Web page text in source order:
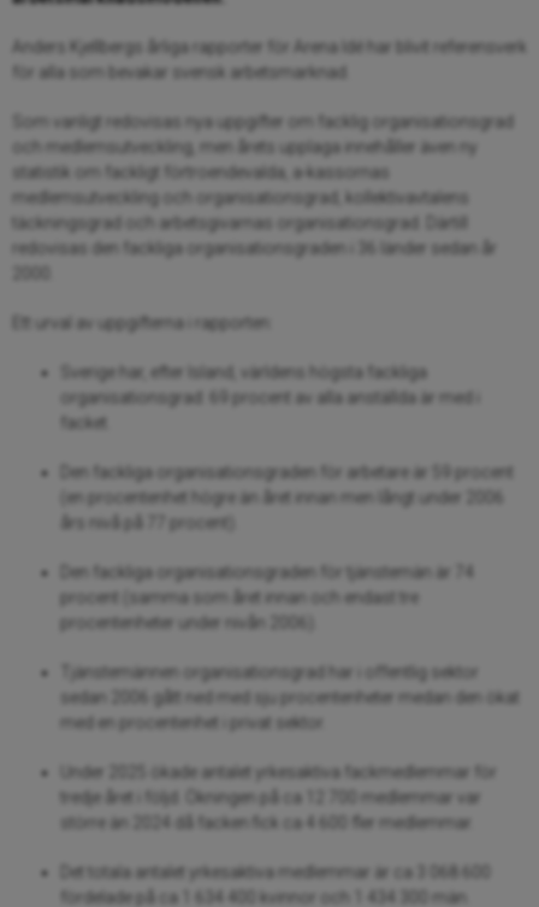
Anders Kjellbergs årliga rapporter för Arena Idé har blivit referensverk
för alla som bevakar svensk arbetsmarknad.
Som vanligt redovisas nya uppgifter om facklig organisationsgrad
och medlemsutveckling, men årets upplaga innehåller även ny
statistik om fackligt förtroendevalda, a-kassornas
medlemsutveckling och organisationsgrad, kollektivavtalens
täckningsgrad och arbetsgivarnas organisationsgrad. Därtill
redovisas den fackliga organisationsgraden i 36 länder sedan år
Ett urval av uppgifterna i rapporten:
Sverige har, efter Island, världens högsta fackliga
organisationsgrad: 69 procent av alla anställda är med i
facket.
Den fackliga organisationsgraden för arbetare är 59 procent
(en procentenhet högre än året innan men långt under 2006
års nivå på 77 procent).
Den fackliga organisationsgraden för tjänstemän är 74
procent (samma som året innan och endast tre
procentenheter under nivån 2006).
Tjänstemännen organisationsgrad har i offentlig sektor
sedan 2006 gått ned med sju procentenheter medan den ökat
med en procentenhet i privat sektor.
Under 2025 ökade antalet yrkesaktiva fackmedlemmar för
tredje året i följd. Ökningen på ca 12 700 medlemmar var
större än 2024 då facken fick ca 4 600 fler medlemmar.
Det totala antalet yrkesaktiva medlemmar är ca 3 068 600
fördelade på ca 1 634 400 kvinnor och 1 434 300 män.